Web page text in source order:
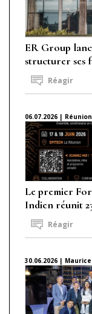
ER Group
structurer ses
Réagir
06.07.2026 | Réunion
Le premier
Indien réunit
Réagir
30.06.2026 | Maurice